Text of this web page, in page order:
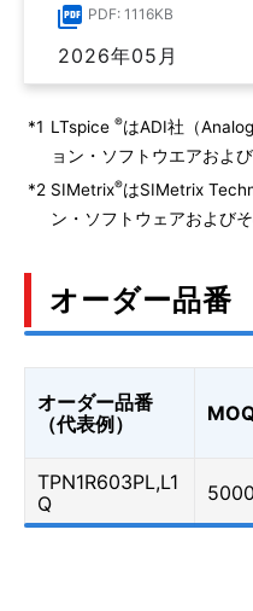
PDF: 1116KB
2026年05月
*1 LTspice ®はADI社（
ョン・ソフトウエアおよ
*2 SIMetrix®はSIMetrix
ン・ソフトウェアおよび
オーダー品番
オーダー品番
（代表例）
TPN1R603PL,L1
Q
5000